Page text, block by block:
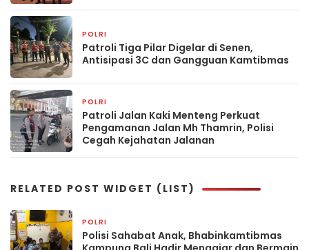
POLRI
Patroli Tiga Pilar Digelar di Senen,
Antisipasi 3C dan Gangguan Kamtibmas
POLRI
Patroli Jalan Kaki Menteng Perkuat
Pengamanan Jalan Mh Thamrin, Polisi
Cegah Kejahatan Jalanan
RELATED POST WIDGET (LIST)
POLRI
Polisi Sahabat Anak, Bhabinkamtibmas